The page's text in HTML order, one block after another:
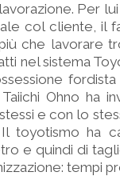
Per
col cliente, il
che lavorare
nel sistema
Ohno ha
e con lo
toyotismo ha
e quindi di
tempi